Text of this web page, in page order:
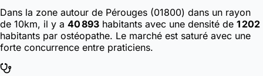
Dans la zone autour de Pérouges (01800) dans un rayon
de 10km, il y a 40 893 habitants avec une densité de 1 202
habitants par ostéopathe. Le marché est saturé avec une
forte concurrence entre praticiens.